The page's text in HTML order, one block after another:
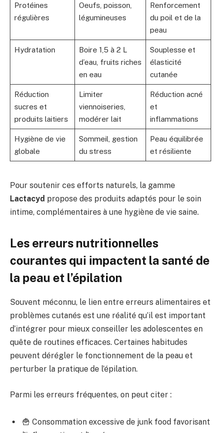
Protéines
régulières
Oeufs, poisson,
légumineuses
Renforcement
du poil et de la
peau
Hydratation
Boire 1,5 à 2 L
d’eau, fruits riches
en eau
Souplesse et
élasticité
cutanée
Réduction
sucres et
produits laitiers
Limiter
viennoiseries,
modérer lait
Réduction acné
et
inflammations
Hygiène de vie
globale
Sommeil, gestion
du stress
Peau équilibrée
et résiliente
Pour soutenir ces efforts naturels, la gamme
Lactacyd propose des produits adaptés pour le soin
intime, complémentaires à une hygiène de vie saine.
Les erreurs nutritionnelles
courantes qui impactent la santé de
la peau et l’épilation
Souvent méconnu, le lien entre erreurs alimentaires et
problèmes cutanés est une réalité qu’il est important
d’intégrer pour mieux conseiller les adolescentes en
quête de routines efficaces. Certaines habitudes
peuvent dérégler le fonctionnement de la peau et
perturber la pratique de l’épilation.
Parmi les erreurs fréquentes, on peut citer :
🍟 Consommation excessive de junk food favorisant